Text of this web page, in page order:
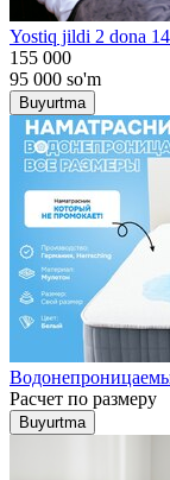
Yostiq jildi 2 dona
155 000
95 000 so'm
Buyurtma
Расчет по размеру
Buyurtma